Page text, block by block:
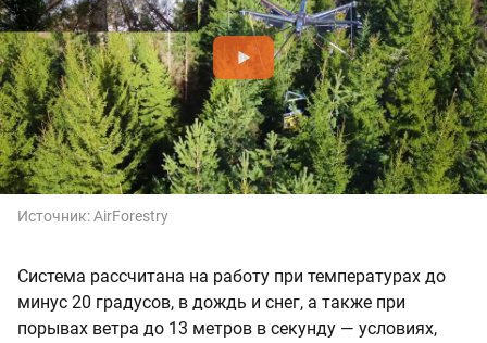
Источник:AirForestry
Система рассчитана на работу при температурах до
минус 20 градусов, в дождь и снег, а также при
порывах ветра до 13 метров в секунду — условиях,